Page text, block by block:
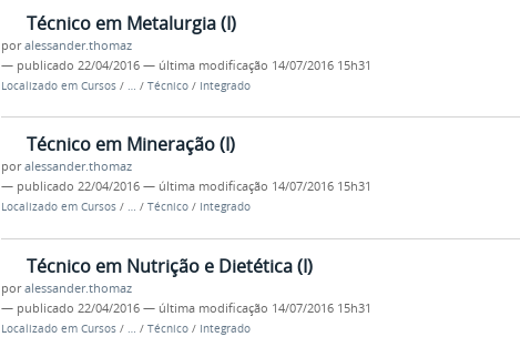
Técnico em Metalurgia (I)
poralessander.thomaz
— publicado 22/04/2016 — última modificação 14/07/2016 15h31
Localizado em Cursos / / Técnico / Integrado
Técnico em Mineração (I)
poralessander.thomaz
— publicado 22/04/2016 — última modificação 14/07/2016 15h31
Localizado em Cursos / … / Técnico / Integrado
Técnico em Nutrição e Dietética (I)
poralessander.thomaz
— publicado 22/04/2016 — última modificação 14/07/2016 15h31
Localizado em Cursos / … / Técnico / Integrado